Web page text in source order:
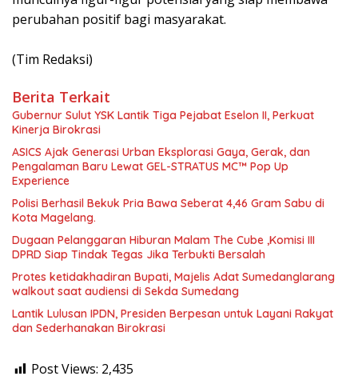
perubahan positif bagi masyarakat.
‎(Tim Redaksi)
Berita Terkait
Gubernur Sulut YSK Lantik Tiga Pejabat Eselon II, Perkuat
Kinerja Birokrasi
ASICS Ajak Generasi Urban Eksplorasi Gaya, Gerak, dan
Pengalaman Baru Lewat GEL-STRATUS MC™ Pop Up
Experience
Polisi Berhasil Bekuk Pria Bawa Seberat 4,46 Gram Sabu di
Kota Magelang.
Dugaan Pelanggaran Hiburan Malam The Cube ,Komisi III
DPRD Siap Tindak Tegas Jika Terbukti Bersalah
Protes ketidakhadiran Bupati, Majelis Adat Sumedanglarang
walkout saat audiensi di Sekda Sumedang
Lantik Lulusan IPDN, Presiden Berpesan untuk Layani Rakyat
dan Sederhanakan Birokrasi
Post Views: 2,435